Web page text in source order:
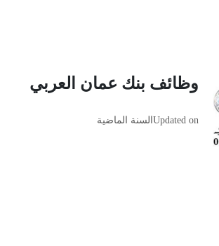
وظائف بنك عمان العربي
Updated on السنة الماضية